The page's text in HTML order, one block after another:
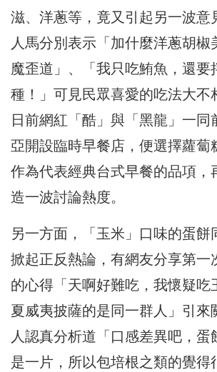
滋、洋蔥等，竟又引起另一波意
人馬分別表示「加什麼洋蔥胡椒
魔歪道」、「我只吃鮪魚，還要
種！」可見民眾喜愛的吃法大不
日前網紅「酷」與「黑龍」一同
亞開設臨時早餐店，便選擇蘿蔔
作為代表經典台式早餐的品項，
造一波討論熱度。
另一方面，「玉米」口味的蛋餅
掀起正反熱論，有網友分享第一
的心得「天啊好難吃，我懷疑吃
夏威夷披薩的是同一群人」引來
人認真分析道「口感差異吧，蛋
是一片，所以包培根之類的覺得